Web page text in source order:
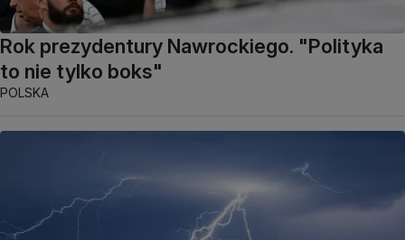
Rok prezydentury Nawrockiego. "Polityka
to nie tylko boks"
POLSKA